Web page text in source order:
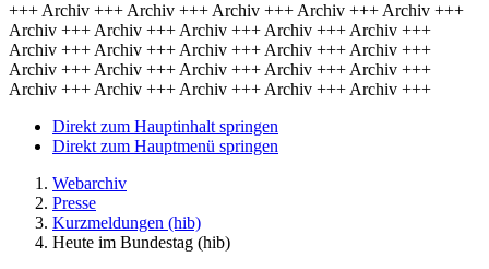
+++ Archiv +++ Archiv +++ Archiv +++ Archiv +++ Archiv +++
Archiv +++ Archiv +++ Archiv +++ Archiv +++ Archiv +++
Archiv +++ Archiv +++ Archiv +++ Archiv +++ Archiv +++
Archiv +++ Archiv +++ Archiv +++ Archiv +++ Archiv +++
Archiv +++ Archiv +++ Archiv +++ Archiv +++ Archiv +++
Direkt zum Hauptinhalt springen
Direkt zum Hauptmenü springen
Webarchiv
Presse
Kurzmeldungen (hib)
Heute im Bundestag (hib)